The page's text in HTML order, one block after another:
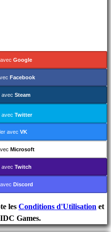
Google
Facebook
avec Steam
avecTwitter
avec VK
Microsoft
avec Twitch
Discord
les Conditions d'Utilisation et
Games.